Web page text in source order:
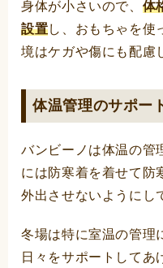
身体が小さいので、 体
設置し、おもちゃを使
境はケガや傷にも配慮
体温管理のサポー
バンビーノは体温の管
には防寒着を着せて防
外出させないようにし
冬場は特に室温の管理
日々をサポートしてあ